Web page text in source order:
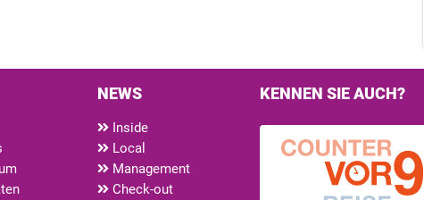
NEWS
Inside
Local
Management
Check-out
KENNEN SIE AUCH?